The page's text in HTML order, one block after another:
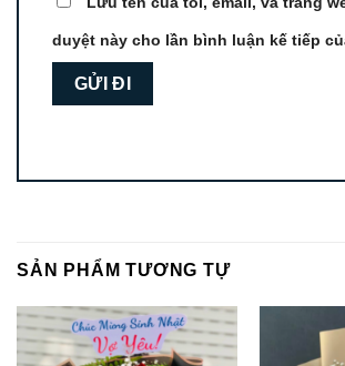
duyệt này cho lần bình luận kế tiếp
SẢN PHẨM TƯƠNG TỰ